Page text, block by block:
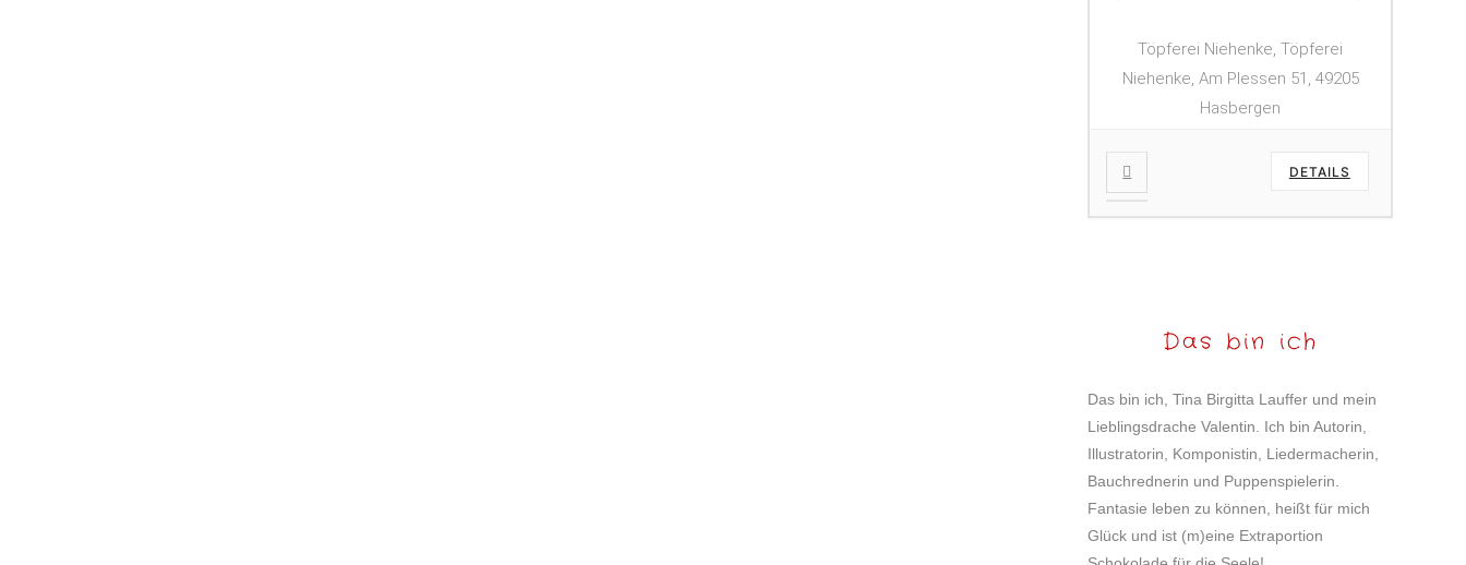
Töpferei Niehenke, Töpferei
Niehenke, Am Plessen 51, 49205
Hasbergen
DETAILS
Das bin ich
Das bin ich, Tina Birgitta Lauffer und mein
Lieblingsdrache Valentin. Ich bin Autorin,
Illustratorin, Komponistin, Liedermacherin,
Bauchrednerin und Puppenspielerin.
Fantasie leben zu können, heißt für mich
Glück und ist (m)eine Extraportion